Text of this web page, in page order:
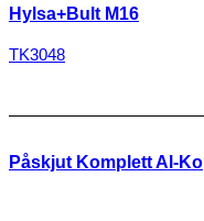
Hylsa+Bult M16
TK3048
Påskjut Komplett Al-Ko